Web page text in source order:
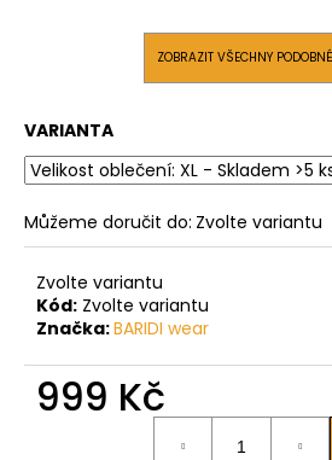
ZOBRAZIT VŠECHNY
VARIANTA
Můžeme doručit do: Zvolte variantu
Zvolte variantu
Kód: Zvolte variantu
Značka:BARIDI wear
999 Kč